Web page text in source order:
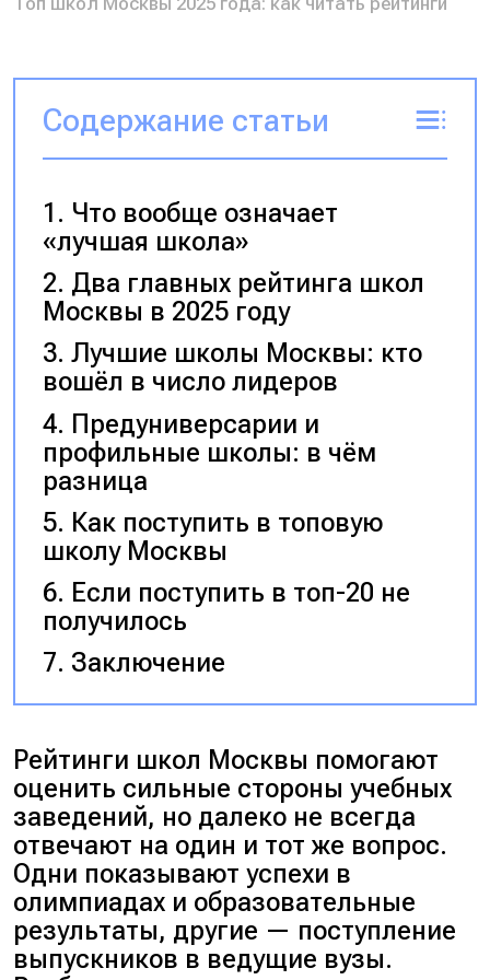
Содержание статьи
Что вообще означает
«лучшая школа»
Два главных рейтинга школ
Москвы в 2025 году
Лучшие школы Москвы: кто
вошёл в число лидеров
Предуниверсарии и
профильные школы: в чём
разница
Как поступить в топовую
школу Москвы
Если поступить в топ-20 не
получилось
Заключение
Рейтинги школ Москвы помогают
оценить сильные стороны учебных
заведений, но далеко не всегда
отвечают на один и тот же вопрос.
Одни показывают успехи в
олимпиадах и образовательные
результаты, другие — поступление
выпускников в ведущие вузы.